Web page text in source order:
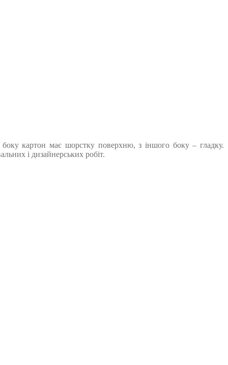
картон має шорстку поверхню, з іншого боку – гладку.
і дизайнерських робіт.